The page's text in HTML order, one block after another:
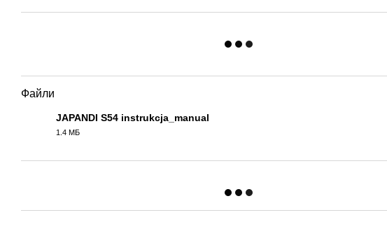
Файли
JAPANDI S54 instrukcja_manual
1.4 МБ